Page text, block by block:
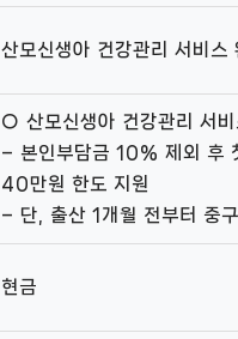
산모신생아 건강관리 서비
○ 산모신생아 건강관리 서
– 본인부담금 10% 제외 후
40만원 한도 지원
– 단, 출산 1개월 전부터 중
현금